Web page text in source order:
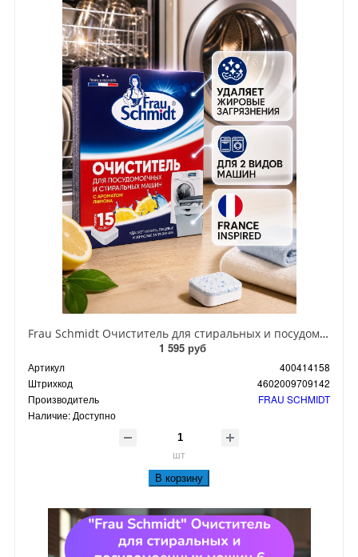
Frau Schmidt Очиститель для стиральных и посудомоечных машин 15 таблеток
1 595 руб
Артикул
400414158
Штрихкод
4602009709142
Производитель
FRAU SCHMIDT
Наличие: Доступно
шт
В корзину